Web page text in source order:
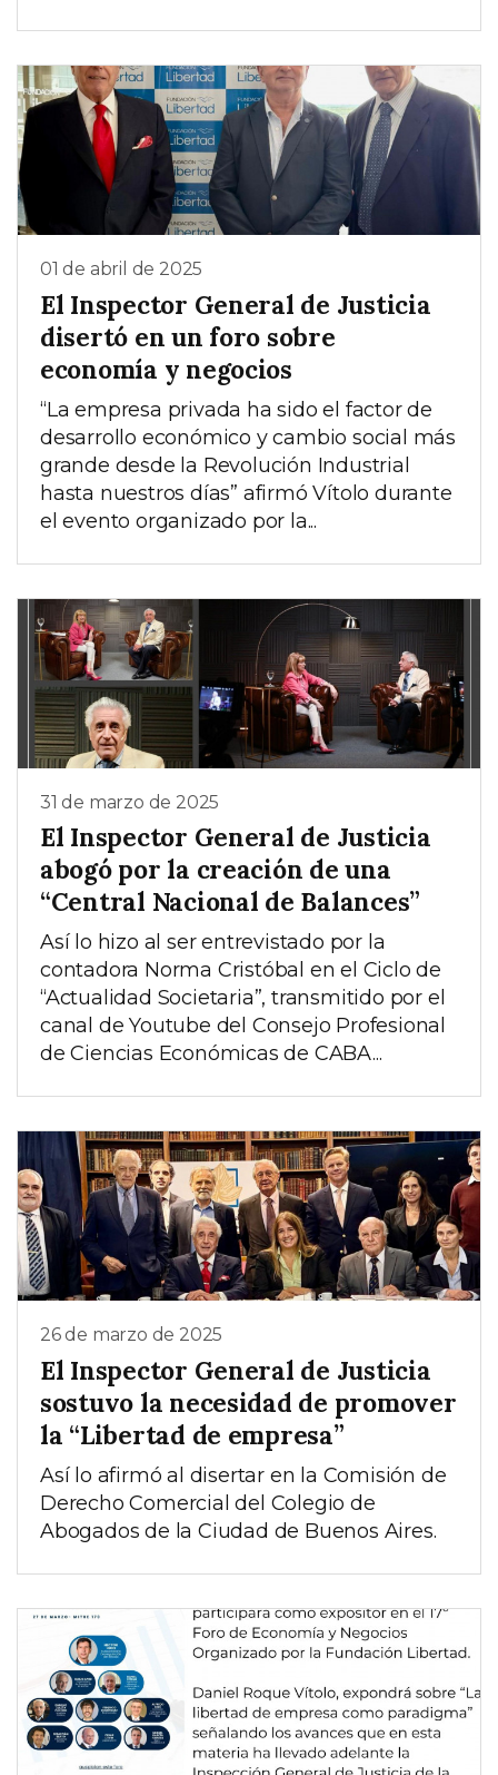
01 de abril de 2025
El Inspector General de Justicia
disertó en un foro sobre
economía y negocios
“La empresa privada ha sido el factor de
desarrollo económico y cambio social más
grande desde la Revolución Industrial
hasta nuestros días” afirmó Vítolo durante
el evento organizado por la...
31 de marzo de 2025
El Inspector General de Justicia
abogó por la creación de una
“Central Nacional de Balances”
Así lo hizo al ser entrevistado por la
contadora Norma Cristóbal en el Ciclo de
“Actualidad Societaria”, transmitido por el
canal de Youtube del Consejo Profesional
de Ciencias Económicas de CABA...
26 de marzo de 2025
El Inspector General de Justicia
sostuvo la necesidad de promover
la “Libertad de empresa”
Así lo afirmó al disertar en la Comisión de
Derecho Comercial del Colegio de
Abogados de la Ciudad de Buenos Aires.